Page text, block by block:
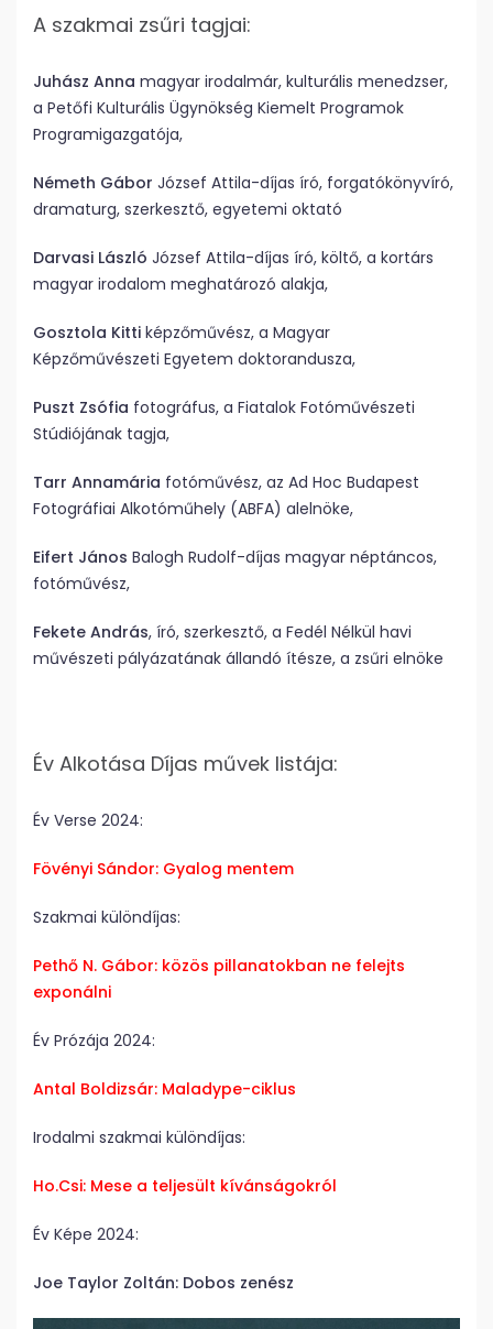
A szakmai zsűri tagjai:
Juhász Anna magyar irodalmár, kulturális menedzser,
a Petőfi Kulturális Ügynökség Kiemelt Programok
Programigazgatója,
Németh Gábor József Attila-díjas író, forgatókönyvíró,
dramaturg, szerkesztő, egyetemi oktató
Darvasi László József Attila-díjas író, költő, a kortárs
magyar irodalom meghatározó alakja,
Gosztola Kitti képzőművész, a Magyar
Képzőművészeti Egyetem doktorandusza,
Puszt Zsófia fotográfus, a Fiatalok Fotóművészeti
Stúdiójának tagja,
Tarr Annamária fotóművész, az Ad Hoc Budapest
Fotográfiai Alkotóműhely (ABFA) alelnöke,
Eifert János Balogh Rudolf-díjas magyar néptáncos,
fotóművész,
Fekete András, író, szerkesztő, a Fedél Nélkül havi
művészeti pályázatának állandó ítésze, a zsűri elnöke
Év Alkotása Díjas művek listája:
Év Verse 2024:
Fövényi Sándor: Gyalog mentem
Szakmai különdíjas:
Pethő N. Gábor: közös pillanatokban ne felejts
exponálni
Év Prózája 2024:
Antal Boldizsár: Maladype-ciklus
Irodalmi szakmai különdíjas:
Ho.Csi: Mese a teljesült kívánságokról
Év Képe 2024:
Joe Taylor Zoltán: Dobos zenész